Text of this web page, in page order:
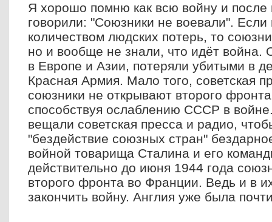
Я хорошо помню как всю войну и после
говорили: "Союзники не воевали". Если
количеством людских потерь, то
но и вообще не знали, что идёт
в Европе и Азии, потеряли убитыми в
Красная Армия. Мало того, советская
союзники не открывают второго
способствуя ослаблению СССР в
вещали советская пресса и радио,
"бездействие союзных стран"
войной товарища Сталина и его
действительно до июня 1944 года
второго фронта во Франции. Ведь и в
закончить войну. Англия уже была